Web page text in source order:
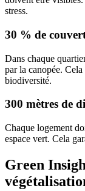
stress.
30 % de
Dans chaque
par la canopée.
biodiversité.
300 mètres de
Chaque logement
espace vert. Cela
Green